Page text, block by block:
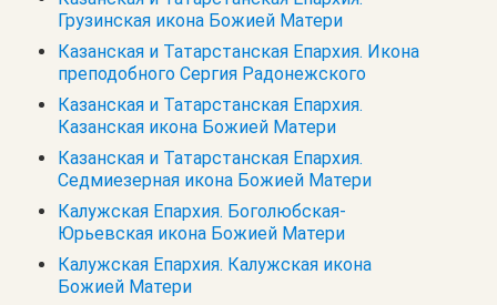
Грузинская икона Божией Матери
Казанская и Татарстанская Епархия. Икона
преподобного Сергия Радонежского
Казанская и Татарстанская Епархия.
Казанская икона Божией Матери
Казанская и Татарстанская Епархия.
Седмиезерная икона Божией Матери
Калужская Епархия. Боголюбская-
Юрьевская икона Божией Матери
Калужская Епархия. Калужская икона
Божией Матери